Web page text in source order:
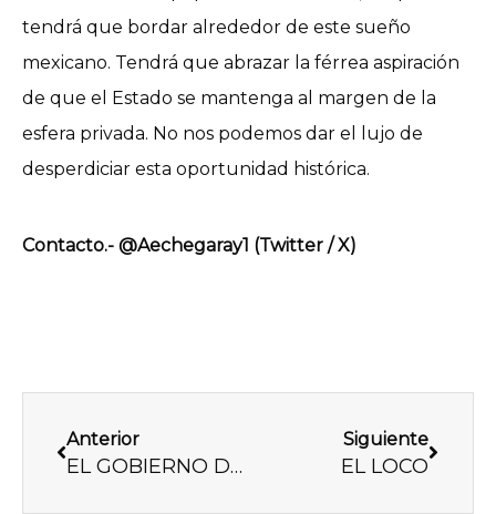
tendrá que bordar alrededor de este sueño
mexicano. Tendrá que abrazar la férrea aspiración
de que el Estado se mantenga al margen de la
esfera privada. No nos podemos dar el lujo de
desperdiciar esta oportunidad histórica.
Contacto.- @Aechegaray1 (Twitter / X)
Anterior
EL GOBIERNO DE LA PARCA
Siguiente
EL LOCO